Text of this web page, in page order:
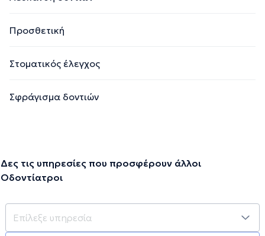
Προσθετική
Στοματικός έλεγχος
Σφράγισμα δοντιών
Δες τις υπηρεσίες που προσφέρουν άλλοι
Οδοντίατροι